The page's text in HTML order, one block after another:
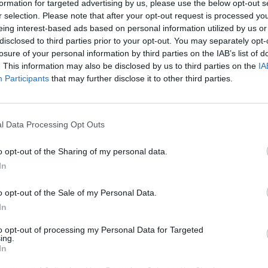
for targeted advertising by us, please use the below opt-out
selection. Please note that after your opt-out request is processed
interest-based ads based on personal information utilized by us
to third parties prior to your opt-out. You may separately
of your personal information by third parties on the IAB’s list of
This information may also be disclosed by us to third parties on the
Participants that may further disclose it to other third parties.
Data Processing Opt Outs
opt-out of the Sharing of my personal data.
opt-out of the Sale of my Personal Data.
opt-out of processing my Personal Data for Targeted
ATUALIDADE 4 anos atrás
Sintra: Bailado regressa aos jardins de
Seteais
A Câmara Municipal de Sintra apresenta “Bailado
movimento e delicadeza do bailado e o ambiente
dos jardins...